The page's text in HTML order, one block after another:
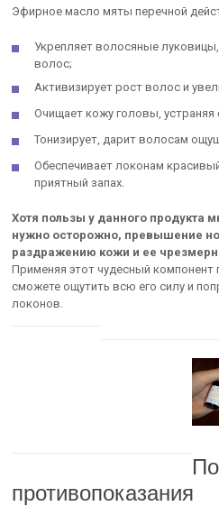
Эфирное масло мяты перечной
Укрепляет волосяные
волос;
Активизирует рост волос и
Очищает кожу головы, устраняя
Тонизирует, дарит волосам
Обеспечивает локонам
приятный запах.
Хотя пользы у данного продукта
нужно осторожно, превышение
раздражению кожи и ее
Применяя этот чудесный
сможете ощутить всю его силу и
локонов.
противопоказания